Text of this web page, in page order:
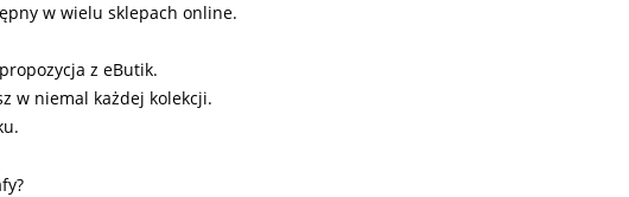
w wielu sklepach online.
z eButik.
w niemal każdej kolekcji.